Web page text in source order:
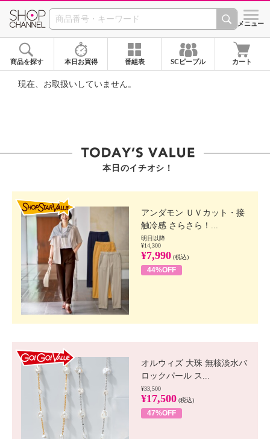
SHOP CHANNEL ショッ
メニュー
商品を探す 本日お買得 番組表 SCピープル カート
現在、お取扱いしていません。
本日のイチオシ！
アンダモン ＵＶカット・接
触冷感 さらさら！...
明日以降
¥14,300
¥7,990 (税込)
44%OFF
オルウィズ 大珠 無核淡水バ
ロックパール ス...
¥33,500
¥17,500 (税込)
47%OFF